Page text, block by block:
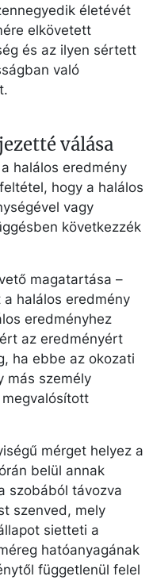
életévét
elkövetett
és az ilyen sértett
való
válása
halálos eredmény
hogy a halálos
vagy
következzék
magatartása –
halálos eredmény
eredményhez
az eredményért
ha ebbe az okozati
más személy
mérget helyez a
belül annak
szobából távozva
szenved, mely
sietteti a
hatóanyagának
függetlenül felel